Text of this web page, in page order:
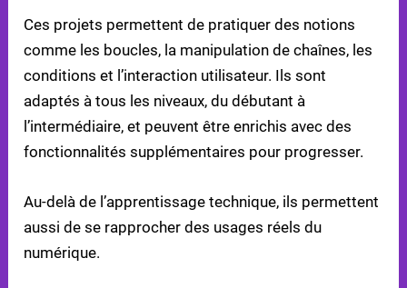
Ces projets permettent de pratiquer des notions
comme les boucles, la manipulation de chaînes, les
conditions et l’interaction utilisateur. Ils sont
adaptés à tous les niveaux, du débutant à
l’intermédiaire, et peuvent être enrichis avec des
fonctionnalités supplémentaires pour progresser.
Au-delà de l’apprentissage technique, ils permettent
aussi de se rapprocher des usages réels du
numérique.